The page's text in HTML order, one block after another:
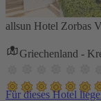
allsun Hotel Zorbas
Griechenland -
Für dieses Hotel